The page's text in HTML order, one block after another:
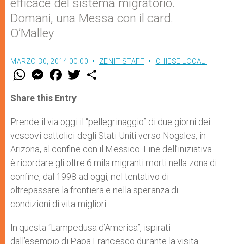
efficace del sistema migratorio.
Domani, una Messa con il card.
O’Malley
MARZO 30, 2014 00:00 ZENIT STAFF CHIESE LOCALI
W
t
s
p
p
M
e
s
e
g
e
r
F
a
e
b
o
k
w
r
Share this Entry
Prende il via oggi il “pellegrinaggio” di due giorni dei
vescovi cattolici degli Stati Uniti verso Nogales, in
Arizona, al confine con il Messico. Fine dell’iniziativa
è ricordare gli oltre 6 mila migranti morti nella zona di
confine, dal 1998 ad oggi, nel tentativo di
oltrepassare la frontiera e nella speranza di
condizioni di vita migliori.
In questa “Lampedusa d’America”, ispirati
dall’esempio di Papa Francesco durante la visita